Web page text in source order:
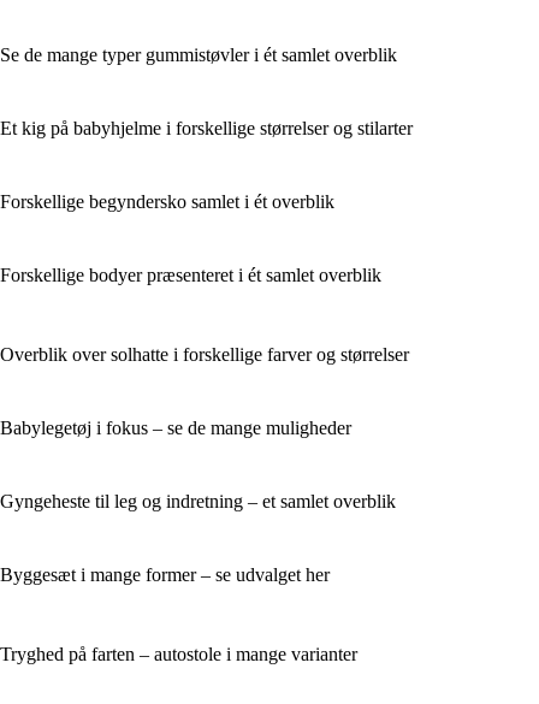
Se de mange typer gummistøvler i ét samlet overblik
Et kig på babyhjelme i forskellige størrelser og stilarter
Forskellige begyndersko samlet i ét overblik
Forskellige bodyer præsenteret i ét samlet overblik
Overblik over solhatte i forskellige farver og størrelser
Babylegetøj i fokus – se de mange muligheder
Gyngeheste til leg og indretning – et samlet overblik
Byggesæt i mange former – se udvalget her
Tryghed på farten – autostole i mange varianter